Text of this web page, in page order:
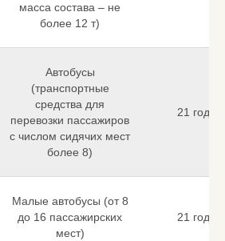
масса состава – не
более 12 т)
Автобусы
(транспортные
средства для
перевозки пассажиров
с числом сидячих мест
более 8)
21 год
Малые автобусы (от 8
до 16 пассажирских
мест)
21 год